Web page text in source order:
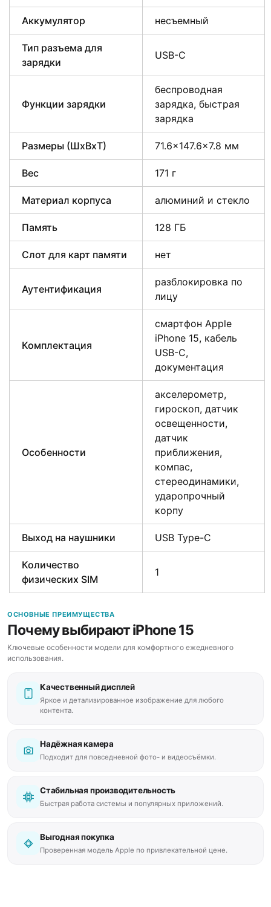
Аккумулятор несъемный
Тип разъема для
зарядки
USB-C
Функции зарядки
беспроводная
зарядка, быстрая
зарядка
Размеры (ШxВxТ) 71.6×147.6×7.8 мм
Вес 171 г
Материал корпуса алюминий и стекло
Память 128 ГБ
Слот для карт памяти нет
Аутентификация
разблокировка по
лицу
Комплектация
смартфон Apple
iPhone 15, кабель
USB-C,
документация
Особенности
акселерометр,
гироскоп, датчик
освещенности,
датчик
приближения,
компас,
стереодинамики,
ударопрочный
корпу
Выход на наушники USB Type-C
Количество
физических SIM
1
ОСНОВНЫЕ ПРЕИМУЩЕСТВА
Почему выбирают iPhone 15
Ключевые особенности модели для комфортного ежедневного
использования.
Качественный дисплей
Яркое и детализированное изображение для любого
контента.
Надёжная камера
Подходит для повседневной фото- и видеосъёмки.
Стабильная производительность
Быстрая работа системы и популярных приложений.
Выгодная покупка
Проверенная модель Apple по привлекательной цене.